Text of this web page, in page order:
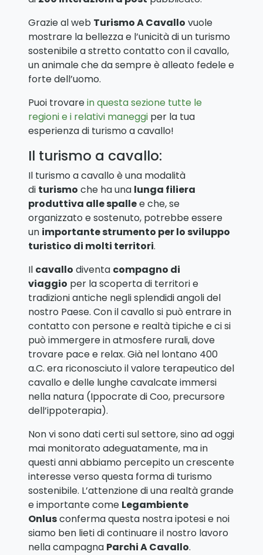
Grazie al web Turismo A Cavallo vuole
mostrare la bellezza e l’unicità di un turismo
sostenibile a stretto contatto con il cavallo,
un animale che da sempre è alleato fedele e
forte dell’uomo.
Puoi trovarein questa sezione tutte le
regioni e i relativi maneggi per la tua
esperienza di turismo a cavallo!
Il turismo a cavallo:
Il turismo a cavallo è una modalità
di turismo che ha una lunga filiera
produttiva alle spallee che, se
organizzato e sostenuto, potrebbe essere
un importante strumento per lo sviluppo
turistico di molti territori.
Il cavallo diventa compagno di
viaggio per la scoperta di territori e
tradizioni antiche negli splendidi angoli del
nostro Paese. Con il cavallo si può entrare in
contatto con persone e realtà tipiche e ci si
può immergere in atmosfere rurali, dove
trovare pace e relax. Già nel lontano 400
a.C. era riconosciuto il valore terapeutico del
cavallo e delle lunghe cavalcate immersi
nella natura (Ippocrate di Coo, precursore
dell’ippoterapia).
Non vi sono dati certi sul settore, sino ad oggi
mai monitorato adeguatamente, ma in
questi anni abbiamo percepito un crescente
interesse verso questa forma di turismo
sostenibile. L’attenzione di una realtà grande
e importante come Legambiente
Onlusconferma questa nostra ipotesi e noi
siamo ben lieti di continuare il nostro lavoro
nella campagna Parchi A Cavallo.